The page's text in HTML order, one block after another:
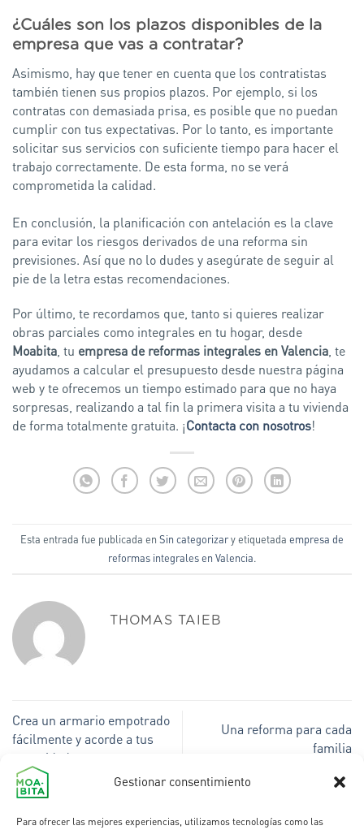
Gestionar consentimiento
Para ofrecer las mejores experiencias, utilizamos tecnologías como las
¿Cuáles son los plazos disponibles de la
empresa que vas a contratar?
Asimismo, hay que tener en cuenta que los contratistas
también tienen sus propios plazos. Por ejemplo, si los
contratas con demasiada prisa, es posible que no puedan
cumplir con tus expectativas. Por lo tanto, es importante
solicitar sus servicios con suficiente tiempo para hacer el
trabajo correctamente. De esta forma, no se verá
comprometida la calidad.
En conclusión, la planificación con antelación es la clave
para evitar los riesgos derivados de una reforma sin
previsiones. Así que no lo dudes y asegúrate de seguir al
pie de la letra estas recomendaciones.
Por último, te recordamos que, tanto si quieres realizar
obras parciales como integrales en tu hogar, desde
Moabita, tu empresa de reformas integrales en Valencia, te
ayudamos a calcular el presupuesto desde nuestra página
web y te ofrecemos un tiempo estimado para que no haya
sorpresas, realizando a tal fin la primera visita a tu vivienda
de forma totalmente gratuita. ¡Contacta con nosotros!
Esta entrada fue publicada en Sin categorizary etiquetada empresa de
reformas integrales en Valencia.
THOMAS TAIEB
Crea un armario empotrado
fácilmente y acorde a tus
necesidades
Una reforma para cada
familia